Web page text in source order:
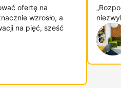
ofertę na
wzrosło, a
na pięć, sześć